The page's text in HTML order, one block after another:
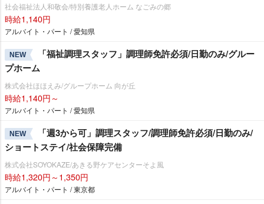
社会福祉法人和敬会/特別養護老人ホーム なごみの郷
時給1,140円
アルバイト・パート / 愛知県
NEW
「福祉調理スタッフ」調理師免許必須/日勤のみ/グルー
プホーム
株式会社ほほえみ/グループホーム 向が丘
時給1,140円～
アルバイト・パート / 愛知県
NEW
「週3から可」調理スタッフ/調理師免許必須/日勤のみ/
ショートステイ/社会保障完備
株式会社SOYOKAZE/あきる野ケアセンターそよ風
時給1,320円～1,350円
アルバイト・パート / 東京都